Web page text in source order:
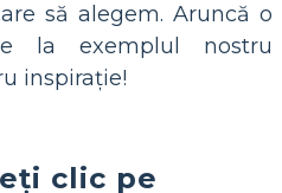
să alegem. Aruncă o
la exemplul nostru
inspirație!
clic pe